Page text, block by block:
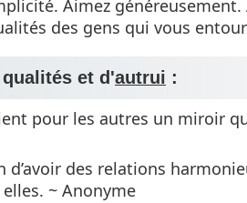
Aimez généreusement.
des gens qui vous
et d'autrui :
pour les autres un miroir
d’avoir des relations
~ Anonyme